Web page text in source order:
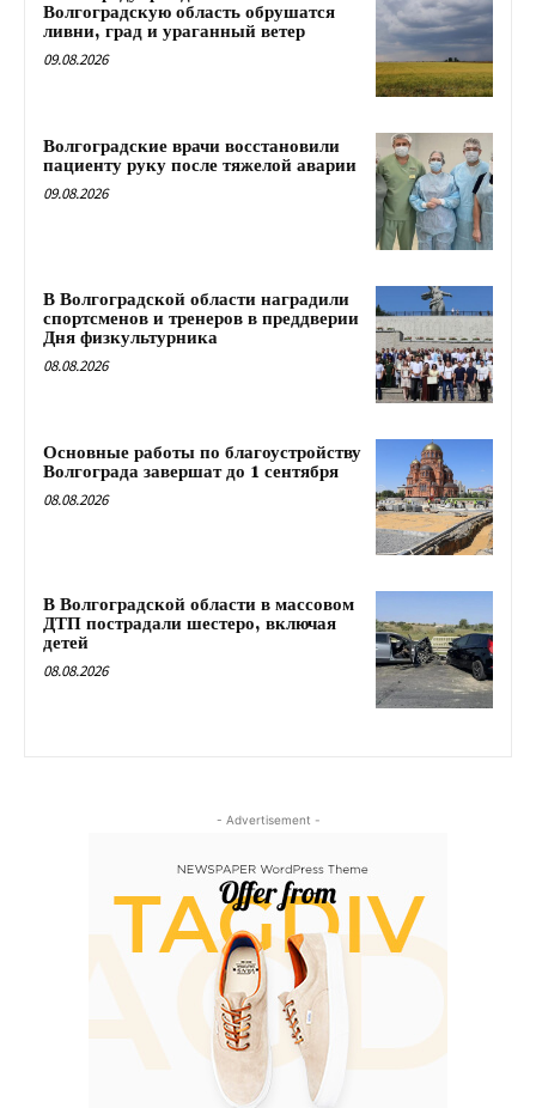
Волгоградскую область обрушатся
ливни, град и ураганный ветер
09.08.2026
Волгоградские врачи восстановили
пациенту руку после тяжелой аварии
09.08.2026
В Волгоградской области наградили
спортсменов и тренеров в преддверии
Дня физкультурника
08.08.2026
Основные работы по благоустройству
Волгограда завершат до 1 сентября
08.08.2026
В Волгоградской области в массовом
ДТП пострадали шестеро, включая
детей
08.08.2026
- Advertisement -